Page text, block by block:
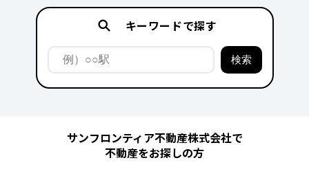
キーワードで探す
サンフロンティア不動産株式会社で
不動産をお探しの方